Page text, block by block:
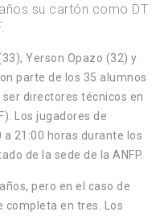
su cartón como DT
Yerson Opazo (32) y
parte de los 35 alumnos
directores técnicos en
Los jugadores de
a 21:00 horas durante los
de la sede de la ANFP.
pero en el caso de
completa en tres. Los